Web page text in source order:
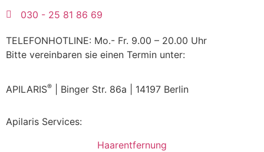
030 - 25 81 86 69
TELEFONHOTLINE: Mo.- Fr. 9.00 – 20.00 Uhr
Bitte vereinbaren sie einen Termin unter:
APILARIS® | Binger Str. 86a | 14197 Berlin
Apilaris Services:
Haarentfernung